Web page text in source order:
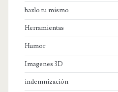
hazlo tu mismo
Herramientas
Humor
Imagenes 3D
indemnización